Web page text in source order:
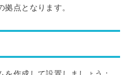
点となります。